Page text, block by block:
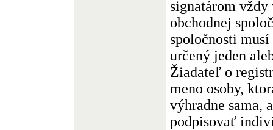
signatárom
obchodnej
spoločnosti
určený jeden
Žiadateľ o
meno osoby,
výhradne sama,
podpisovať